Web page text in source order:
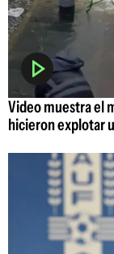
Video muestra el
hicieron explotar